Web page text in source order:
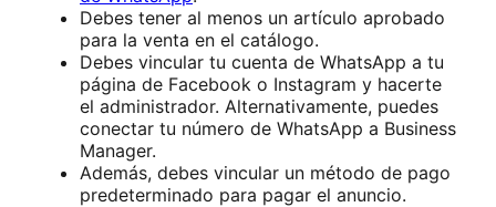
Debes tener al menos un artículo aprobado
para la venta en el catálogo.
Debes vincular tu cuenta de WhatsApp a tu
página de Facebook o Instagram y hacerte
el administrador. Alternativamente, puedes
conectar tu número de WhatsApp a Business
Manager.
Además, debes vincular un método de pago
predeterminado para pagar el anuncio.